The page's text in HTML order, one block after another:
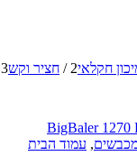
חקלאי2
/ חציר וקש3
, עמוד הבית